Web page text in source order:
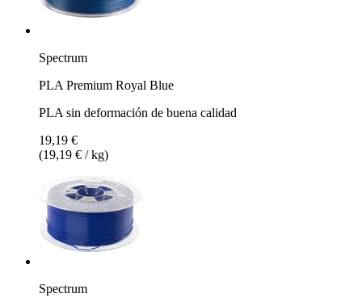
Spectrum
PLA Premium Royal Blue
PLA sin deformación de buena calidad
19,19 €
(19,19 € / kg)
Spectrum